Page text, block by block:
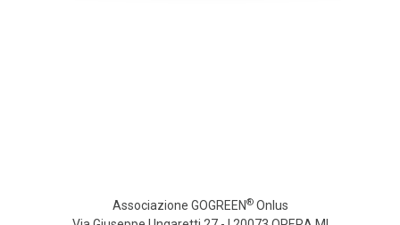
Associazione GOGREEN®Onlus